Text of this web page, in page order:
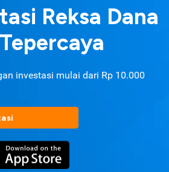
Reksa Dana
investasi mulai dari Rp 10.000